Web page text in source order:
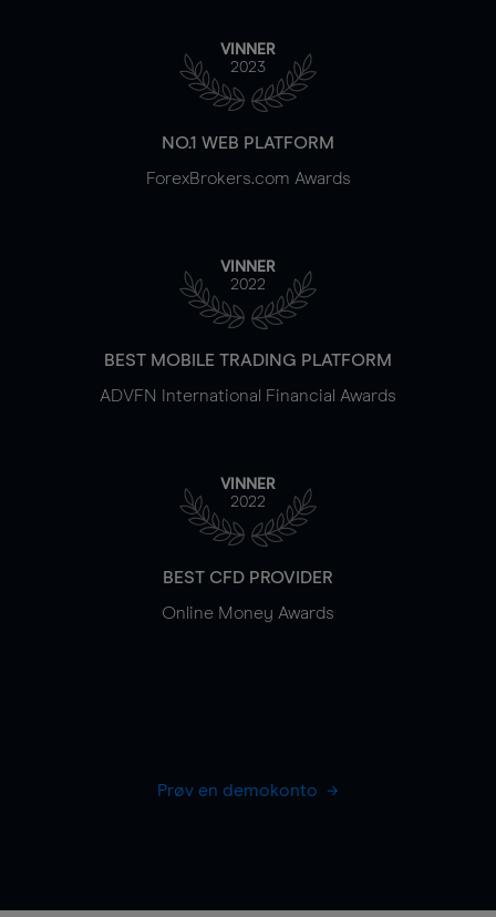
VINNER
2023
NO.1 WEB PLATFORM
ForexBrokers.com Awards
VINNER
2022
BEST MOBILE TRADING PLATFORM
ADVFN International Financial Awards
VINNER
2022
BEST CFD PROVIDER
Online Money Awards
Prøv en demokonto